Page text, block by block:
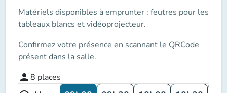
Matériels disponibles à emprunter : feutres pour les
tableaux blancs et vidéoprojecteur.
Confirmez votre présence en scannant le QRCode
présent dans la salle.
person8 places